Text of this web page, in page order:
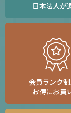
日本法人が
会員ランク
お得にお買